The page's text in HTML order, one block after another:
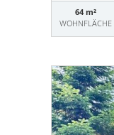
64 m²
WOHNFLÄCHE